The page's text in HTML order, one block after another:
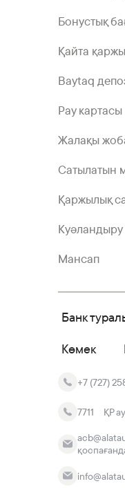
Бонустық
Қайта
Baytaq
Pay картасы
Жалақы
Сатылатын
Қаржылық
Мансап
Банк
Көмек
+7 (727)
7711 ҚР